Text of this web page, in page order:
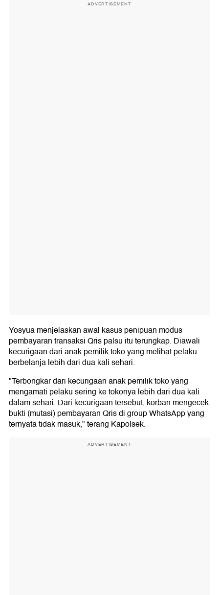
ADVERTISEMENT
Yosyua menjelaskan awal kasus penipuan modus
pembayaran transaksi Qris palsu itu terungkap. Diawali
kecurigaan dari anak pemilik toko yang melihat pelaku
berbelanja lebih dari dua kali sehari.
"Terbongkar dari kecurigaan anak pemilik toko yang
mengamati pelaku sering ke tokonya lebih dari dua kali
dalam sehari. Dari kecurigaan tersebut, korban mengecek
bukti (mutasi) pembayaran Qris di group WhatsApp yang
ternyata tidak masuk," terang Kapolsek.
ADVERTISEMENT